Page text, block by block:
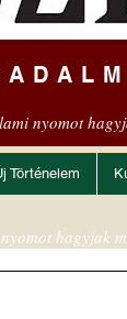
nyomot
Történelem
hagyjak